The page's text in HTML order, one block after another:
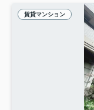
賃貸マンション